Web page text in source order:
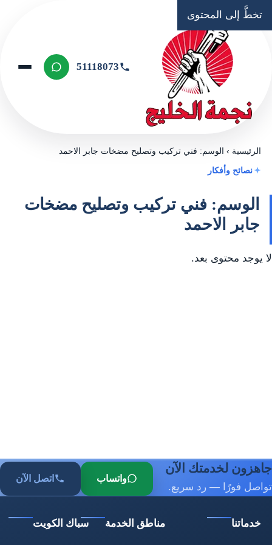
تخطَّ إلى المحتوى
51118073
الرئيسية ›الوسم: فني تركيب وتصليح مضخات جابر الاحمد
نصائح وأفكار
الوسم: فني تركيب وتصليح مضخات
جابر الاحمد
لا يوجد محتوى بعد.
جاهزون لخدمتك الآن
تواصل فورًا — رد سريع.
واتساب اتصل الآن
خدماتنا مناطق الخدمة سباك الكويت